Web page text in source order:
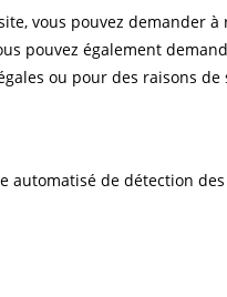
vous pouvez
pouvez également
ou pour des raisons de
automatisé de détection